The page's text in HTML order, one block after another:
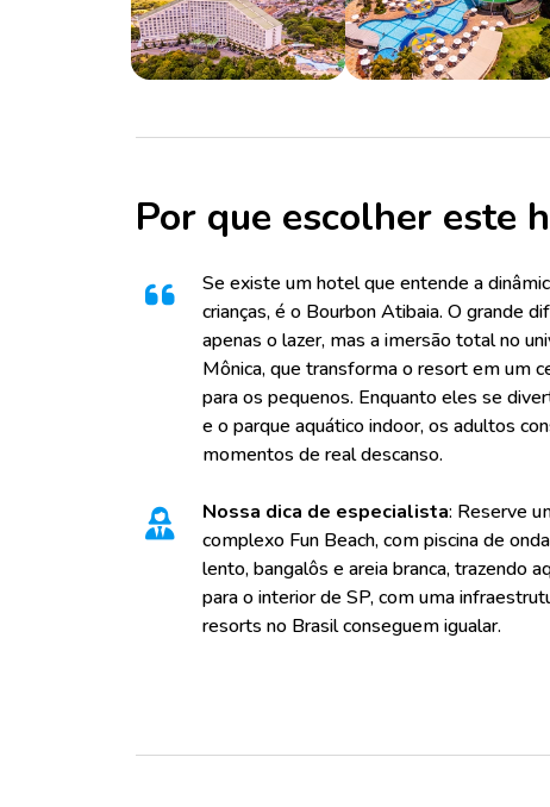
Por que escolher este
Se existe um hotel que entende a
crianças, é o Bourbon Atibaia. O grande
apenas o lazer, mas a imersão total no
Mônica, que transforma o resort em um
para os pequenos. Enquanto eles se
e o parque aquático indoor, os adultos
momentos de real descanso.
Nossa dica de especialista: Reserve
complexo Fun Beach, com piscina de
lento, bangalôs e areia branca, trazendo
para o interior de SP, com uma
resorts no Brasil conseguem igualar.